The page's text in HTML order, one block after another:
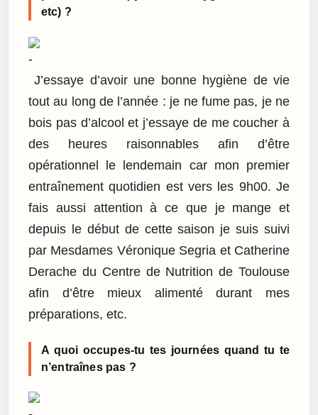
etc) ?
J’essaye d’avoir une bonne hygiène de vie
tout au long de l’année : je ne fume pas, je ne
bois pas d’alcool et j’essaye de me coucher à
des heures raisonnables afin d’être
opérationnel le lendemain car mon premier
entraînement quotidien est vers les 9h00. Je
fais aussi attention à ce que je mange et
depuis le début de cette saison je suis suivi
par Mesdames Véronique Segria et Catherine
Derache du Centre de Nutrition de Toulouse
afin d’être mieux alimenté durant mes
préparations, etc.
A quoi occupes-tu tes journées quand tu te
n’entraînes pas ?